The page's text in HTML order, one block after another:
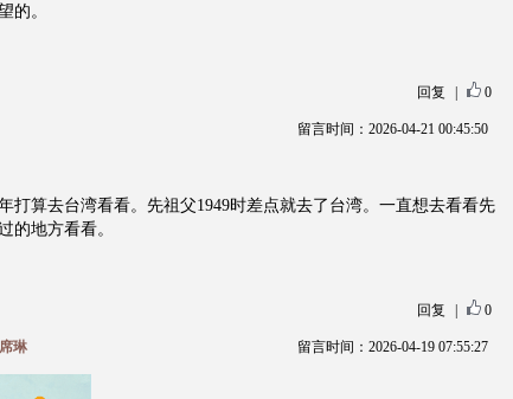
的。
回复 0
留言时间：2026-04-21 00:45:50
打算去台湾看看。先祖父1949时差点就去了台湾。一直想去看看先
的地方看看。
回复 0
席琳 留言时间：2026-04-19 07:55:27